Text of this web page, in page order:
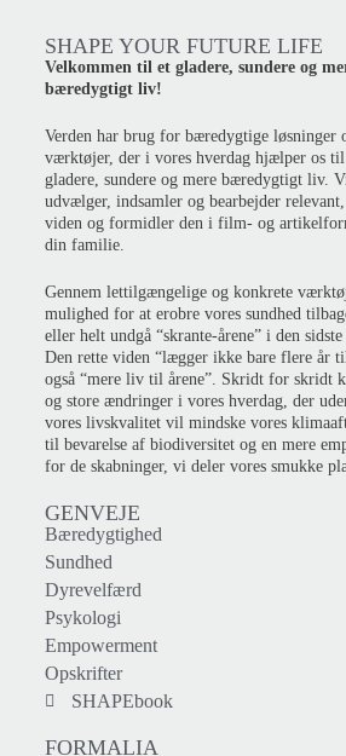
SHAPE YOUR FUTURE LIFE
Velkommen til et gladere, sundere og
bæredygtigt liv!
Verden har brug for bæredygtige løsninger
værktøjer, der i vores hverdag hjælper os til
gladere, sundere og mere bæredygtigt liv.
udvælger, indsamler og bearbejder relevant,
viden og formidler den i film- og
din familie.
Gennem lettilgængelige og konkrete
mulighed for at erobre vores sundhed
eller helt undgå “skrante-årene” i den
Den rette viden “lægger ikke bare flere år
også “mere liv til årene”. Skridt for skridt
og store ændringer i vores hverdag, der
vores livskvalitet vil mindske vores
til bevarelse af biodiversitet og en mere
for de skabninger, vi deler vores smukke
GENVEJE
Bæredygtighed
Sundhed
Dyrevelfærd
Psykologi
Empowerment
Opskrifter
SHAPEbook
FORMALIA